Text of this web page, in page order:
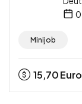
Minijob
15,70Euro